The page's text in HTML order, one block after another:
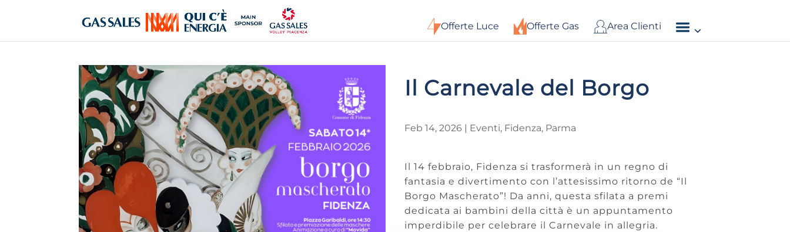
Offerte Luce Offerte Gas Area Clienti
Il Carnevale del Borgo
Feb 14, 2026 Eventi, Fidenza, Parma
Il 14 febbraio, Fidenza si trasformerà in un regno di
fantasia e divertimento con l’attesissimo ritorno de “Il
Borgo Mascherato”! Da anni, questa sfilata a premi
dedicata ai bambini della città è un appuntamento
imperdibile per celebrare il Carnevale in allegria.